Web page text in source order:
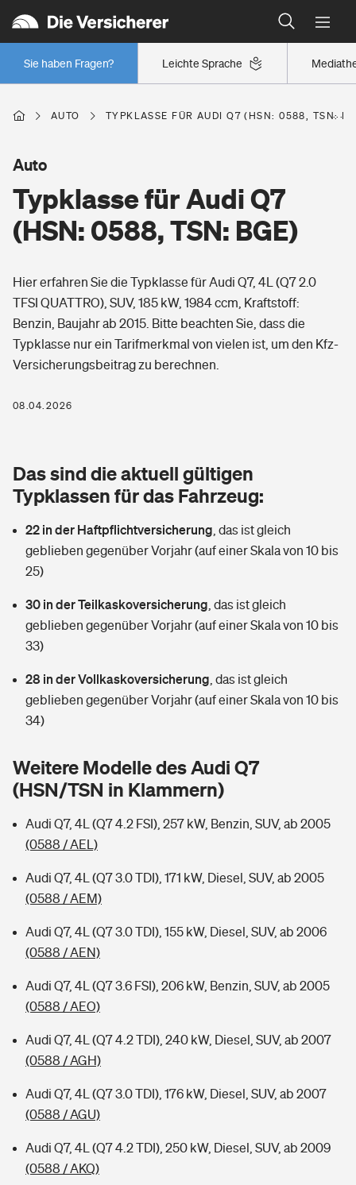
Leichte Sprache
Sie haben Fragen?
Wer versichert was: Jetzt Versicherer finden
Regionalklassen: So ist Ihre Region eingestuft
Wer versichert was: Jetzt Versicherer finden
Berufsunfähigkeitsversicherung
Erwerbsunfähigkeitsversicherung
Grundfähigkeitsversicherung
Arbeitsrechtsschutz
Berufshaftpflichtversicherung
Zur Übersicht
Tools
Wer versichert was: Jetzt Versicherer finden
Sie haben Fragen?
Wohnen
Elementarversicherung
Glasversicherung
Mietkautionsversicherung
Restkreditversicherung
Zur Übersicht
Tools
Wer versichert was: Jetzt Versicherer finden
Sie haben Fragen?
Freizeit
Pri­vate Haft­pflicht­
Kinderunfall­ver­si­che­rung
Kinderinvalidität
Hundehalter-Haftpflicht
Handyversicherung
Musikinstrumentenversicherung
Zur Übersicht
Kinderunfall-Check: Mehr Sicherheit für deine Kids
Typklassen: So ist Ihr Auto eingestuft
Gesundheit
Private Krankenversicherung
Dread-Disease-Versicherung
Tierkrankenversicherung
Zur Übersicht
Tools
Wer versichert was: Jetzt Versicherer finden
Sie haben Fragen?
Rentenrechner: Wie viel Geld bekomme ich im Alter?
AUTO TYPKLASSE FÜR AUDI Q7 (HSN: 0588, TSN:
Typklasse für Audi Q7
(HSN: 0588, TSN: BGE)
Auto
Hier erfahren Sie die Typklasse für Audi Q7, 4L (Q7 2.0
TFSI QUATTRO), SUV, 185 kW, 1984 ccm, Kraftstoff:
Benzin, Baujahr ab 2015. Bitte beachten Sie, dass die
Typklasse nur ein Tarifmerkmal von vielen ist, um den Kfz-
Versicherungsbeitrag zu berechnen.
08.04.2026
Das sind die aktuell gültigen
Typklassen für das Fahrzeug:
22 in der Haftpflichtversicherung das ist gleich
geblieben gegenüber Vorjahr (auf einer Skala von 10 bis
25)
30 in der Teilkaskoversicherung das ist gleich
geblieben gegenüber Vorjahr (auf einer Skala von 10 bis
33)
28 in der Vollkaskoversicherung das ist gleich
geblieben gegenüber Vorjahr (auf einer Skala von 10 bis
34)
Weitere Modelle des Audi Q7
(HSN/TSN in Klammern)
Audi Q7, 4L (Q7 4.2 FSI), 257 kW, Benzin, SUV, ab 2005
(0588 / AEL)
Audi Q7, 4L (Q7 3.0 TDI), 171 kW, Diesel, SUV, ab 2005
(0588 / AEM)
Audi Q7, 4L (Q7 3.0 TDI), 155 kW, Diesel, SUV, ab 2006
(0588 / AEN)
Audi Q7, 4L (Q7 3.6 FSI), 206 kW, Benzin, SUV, ab 2005
(0588 / AEO)
Audi Q7, 4L (Q7 4.2 TDI), 240 kW, Diesel, SUV, ab 2007
(0588 / AGH)
Audi Q7, 4L (Q7 3.0 TDI), 176 kW, Diesel, SUV, ab 2007
(0588 / AGU)
Audi Q7, 4L (Q7 4.2 TDI), 250 kW, Diesel, SUV, ab 2009
(0588 / AKQ)